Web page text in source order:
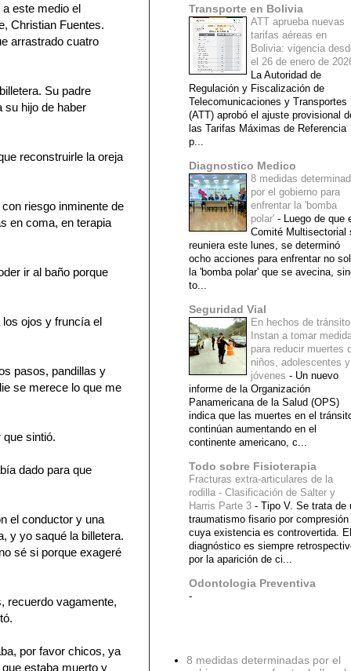
este medio el
Christian Fuentes.
arrastrado cuatro
Su padre
su hijo de haber
reconstruirle la oreja
riesgo inminente de
en coma, en terapia
ir al baño porque
los ojos y fruncía el
pasos, pandillas y
se merece lo que me
sintió.
dado para que
el conductor y una
y yo saqué la billetera.
sé si porque exageré
recuerdo vagamente,
por favor chicos, ya
estaba muerto y
Transporte en Bolivia
ATT aprueba nuevas
tarifas aéreas en
Bolivia: vigencia
el 26 de enero de
La Autoridad de
Regulación y Fiscalización de
Telecomunicaciones y Transportes
(ATT) aprobó el ajuste provisional
las Tarifas Máximas de Referencia
p...
Diagnostico Medico
8 medidas
por el gobierno para
enfrentar la 'bomba
polar' - Luego de que
Comité Multisectorial
reuniera este lunes, se determinó
ocho acciones para enfrentar no
la 'bomba polar' que se avecina,
to...
Seguridad Vial
En hechos de tránsito
Instan a tomar
para reducir muertes
niños, adolescentes y
jóvenes - Un nuevo
informe de la Organización
Panamericana de la Salud (OPS)
indica que las muertes en el
continúan aumentando en el
continente americano, c...
Todo sobre Fisioterapia
Fracturas extra-articulares de la
rodilla - Clasificación de Salter y
Harris Parte 3 - Tipo V. Se trata de
traumatismo fisario por compresión
cuya existencia es controvertida. El
diagnóstico es siempre
por la aparición de ci...
Odontologia Preventiva
-
8 medidas determinadas por el